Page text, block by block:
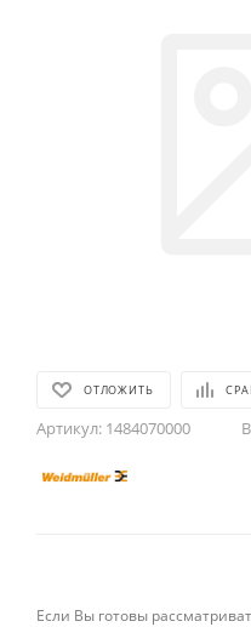
ОТЛОЖИТЬ
Артикул: 1484070000
Если Вы готовы